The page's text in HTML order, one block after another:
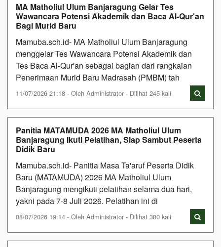
MA Matholiul Ulum Banjaragung Gelar Tes
Wawancara Potensi Akademik dan Baca Al-Qur'an
Bagi Murid Baru
Mamuba.sch.id- MA Matholiul Ulum Banjaragung
menggelar Tes Wawancara Potensi Akademik dan
Tes Baca Al-Qur'an sebagai bagian dari rangkaian
Penerimaan Murid Baru Madrasah (PMBM) tah
11/07/2026 21:18 - Oleh Administrator - Dilihat 245 kali
Panitia MATAMUDA 2026 MA Matholiul Ulum
Banjaragung Ikuti Pelatihan, Siap Sambut Peserta
Didik Baru
Mamuba.sch.id- Panitia Masa Ta'aruf Peserta Didik
Baru (MATAMUDA) 2026 MA Matholiul Ulum
Banjaragung mengikuti pelatihan selama dua hari,
yakni pada 7-8 Juli 2026. Pelatihan ini di
08/07/2026 19:14 - Oleh Administrator - Dilihat 380 kali